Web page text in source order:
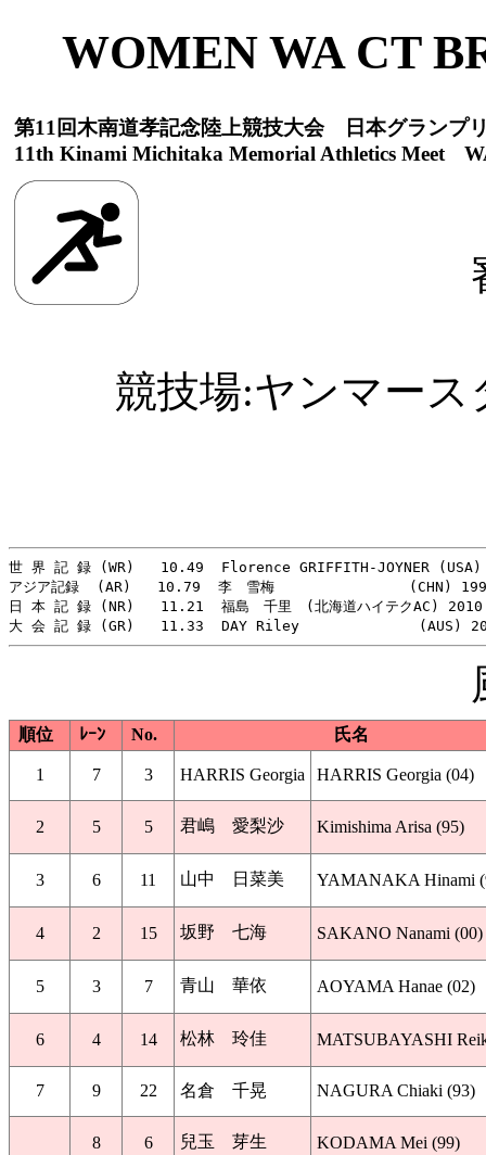
WOMEN WA CT
第11回木南道孝記念陸上競技大会 日本グランプ
11th Kinami Michitaka Memorial Athletics Meet
競技場:ヤンマー
世 界 記 録 (WR)   10.49  Florence GRIFFITH-JOYNER (USA)
アジア記録  (AR)   10.79  李　雪梅　       　　　  (CHN)
日 本 記 録 (NR)   11.21  福島　千里　(北海道ハイテクAC) 2010
順位 ﾚｰﾝ No. 氏名
1 7 3 HARRIS Georgia HARRIS Georgia (04)
2 5 5 君嶋 愛梨沙 Kimishima Arisa (95)
3 6 11 山中 日菜美 YAMANAKA Hinami
4 2 15 坂野 七海 SAKANO Nanami (00)
5 3 7 青山 華依 AOYAMA Hanae (02)
6 4 14 松林 玲佳 MATSUBAYASHI
7 9 22 名倉 千晃 NAGURA Chiaki (93)
8 6 兒玉 芽生 KODAMA Mei (99)